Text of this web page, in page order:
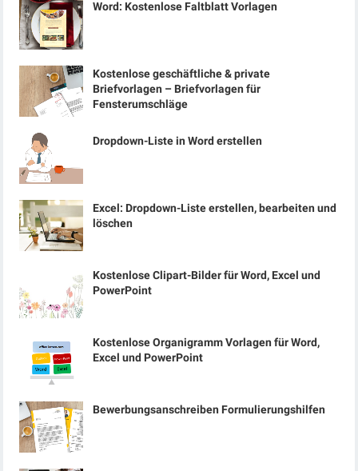
Word: Kostenlose Faltblatt Vorlagen
Kostenlose geschäftliche & private
Briefvorlagen – Briefvorlagen für
Fensterumschläge
Dropdown-Liste in Word erstellen
Excel: Dropdown-Liste erstellen, bearbeiten und
löschen
Kostenlose Clipart-Bilder für Word, Excel und
PowerPoint
Kostenlose Organigramm Vorlagen für Word,
Excel und PowerPoint
Bewerbungsanschreiben Formulierungshilfen